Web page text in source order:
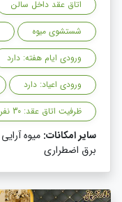
اتاق عقد داخل سالن
شستشوی میوه
ورودی ایام هفته: دارد
ورودی اعیاد: دارد
ظرفیت اتاق عقد: 30 نفر
سایر امکانات: میوه آرایی
برق اضطراری